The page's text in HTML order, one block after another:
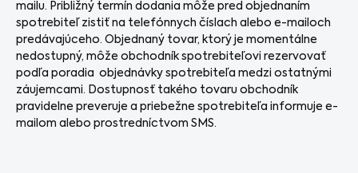
mailu. Približný termín dodania môže pred objednaním
spotrebiteľ zistiť na telefónnych číslach alebo e-mailoch
predávajúceho. Objednaný tovar, ktorý je momentálne
nedostupný, môže obchodník spotrebiteľovi rezervovať
podľa poradia objednávky spotrebiteľa medzi ostatnými
záujemcami. Dostupnosť takého tovaru obchodník
pravidelne preveruje a priebežne spotrebiteľa informuje e-
mailom alebo prostredníctvom SMS.